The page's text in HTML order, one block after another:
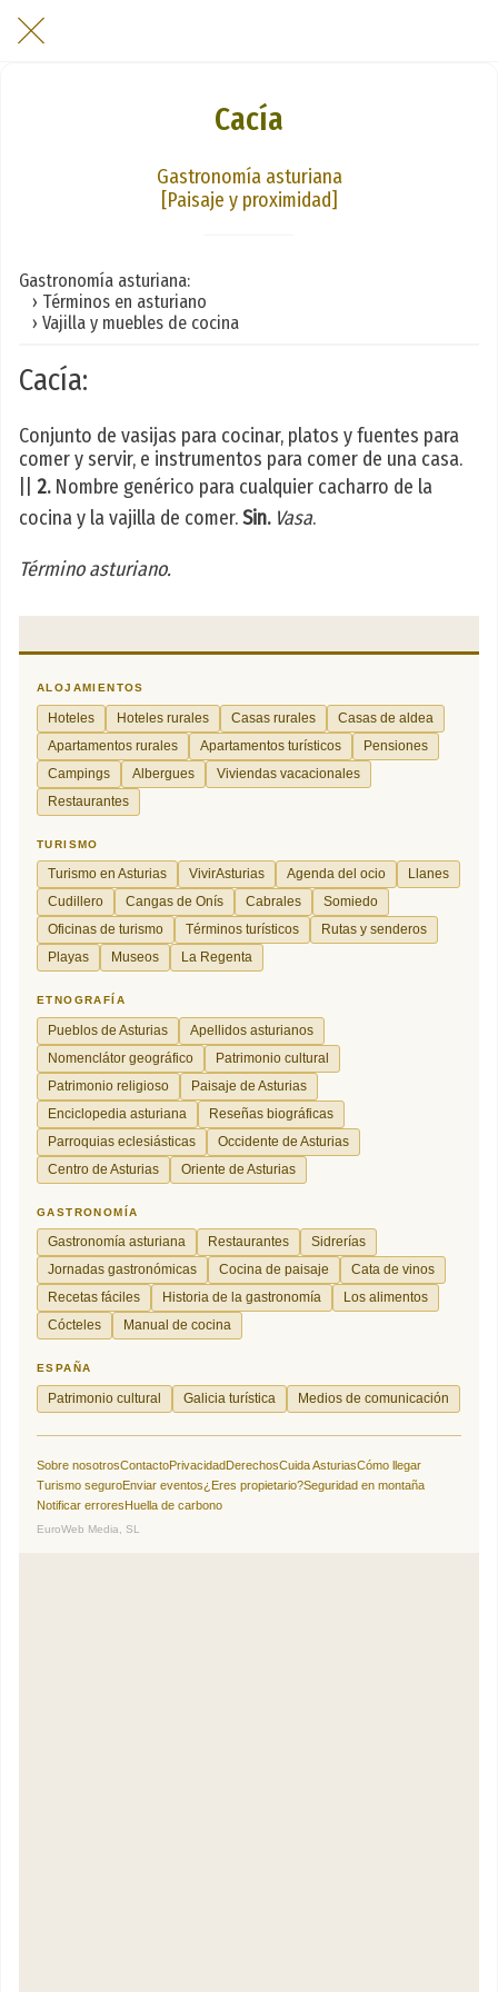
Cacía
Gastronomía asturiana
[Paisaje y proximidad]
Gastronomía asturiana:
› Términos en asturiano
› Vajilla y muebles de cocina
Cacía:
Conjunto de vasijas para cocinar, platos y fuentes para
comer y servir, e instrumentos para comer de una casa.
2.Nombre genérico para cualquier cacharro de la
cocina y la vajilla de comer.Sin. Vasa.
Término asturiano.